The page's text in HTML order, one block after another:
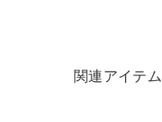
関連アイテム